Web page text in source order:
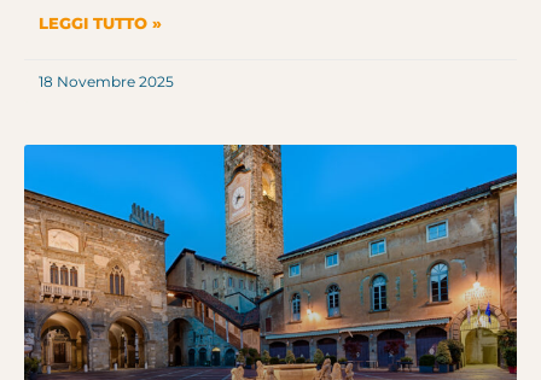
LEGGI TUTTO »
18 Novembre 2025